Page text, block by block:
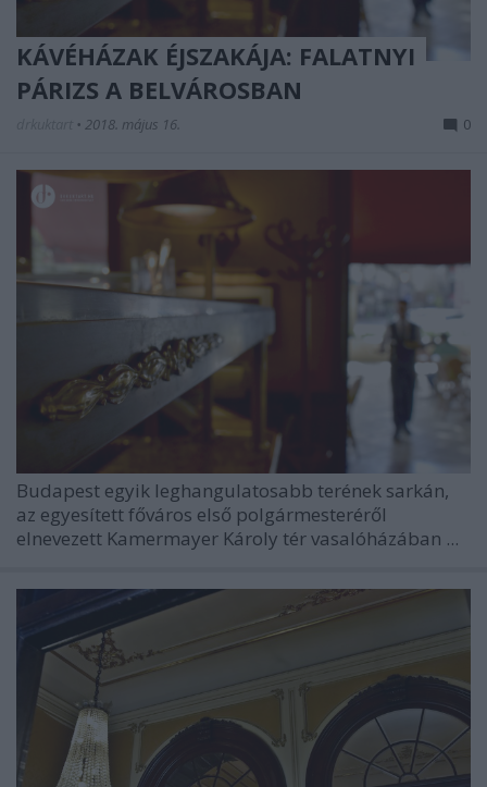
KÁVÉHÁZAK ÉJSZAKÁJA: FALATNYI
PÁRIZS A BELVÁROSBAN
• 2018. május 16. 0
Budapest egyik leghangulatosabb terének sarkán,
az egyesített főváros első polgármesteréről
elnevezett Kamermayer Károly tér vasalóházában ...